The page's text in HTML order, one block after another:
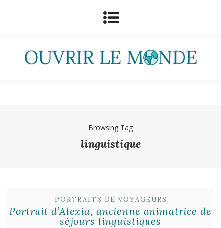
Browsing Tag
linguistique
PORTRAITS DE VOYAGEURS
Portrait d’Alexia, ancienne animatrice de
séjours linguistiques